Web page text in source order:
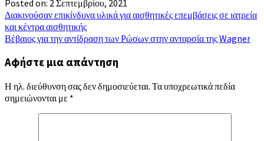
Posted on: 2 Σεπτεμβρίου, 2021
Πλοήγηση
άρθρων
Διακινούσαν επικίνδυνα υλικά για αισθητικές επεμβάσεις σε ιατρεία
και κέντρα αισθητικής
Βέβαιος για την αντίδραση των Ρώσων στην ανταρσία της Wagner
Αφήστε μια απάντηση
Η ηλ. διεύθυνση σας δεν δημοσιεύεται. Τα υποχρεωτικά πεδία
σημειώνονται με *